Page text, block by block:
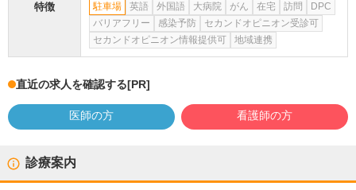
特徴
駐車場
英語 外国語 大病院 がん 在宅 訪問
DPC
バリアフリー
感染予防
セカンドオピニオン受診可
セカンドオピニオン情報提供可
地域連携
直近の求人を確認する[PR]
医師の方 看護師の方
診療案内